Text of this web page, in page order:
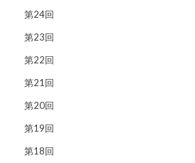
第24回
第23回
第22回
第21回
第20回
第19回
第18回